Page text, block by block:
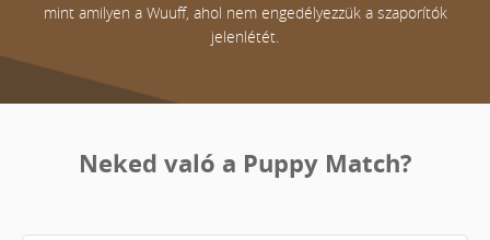
mint amilyen a Wuuff, ahol nem engedélyezzük a szaporítók
jelenlétét.
Neked való a Puppy Match?